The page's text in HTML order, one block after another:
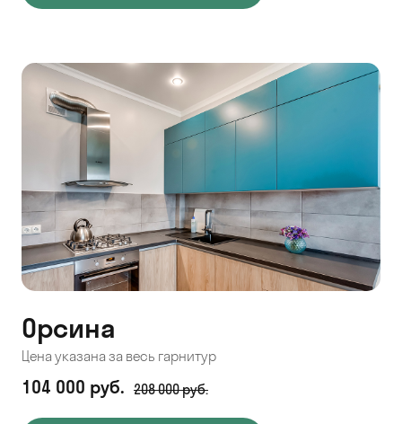
Орсина
Цена указана за весь гарнитур
104 000 руб. 208 000 руб.